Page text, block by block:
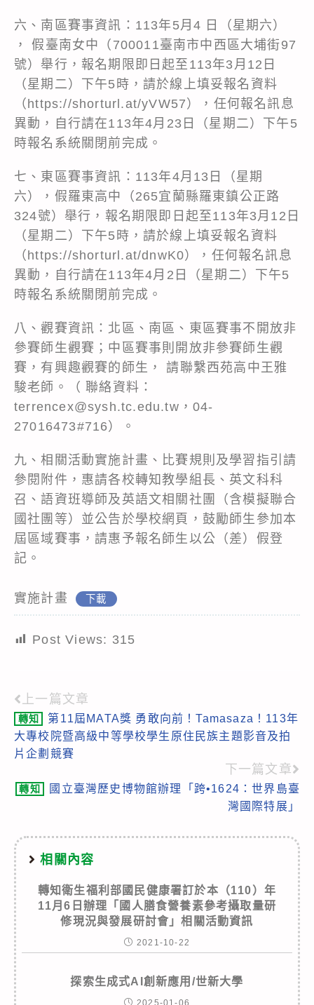
六、南區賽事資訊：113年5月4 日（星期六）
， 假臺南女中（700011臺南市中西區大埔街97
號）舉行，報名期限即日起至113年3月12日
（星期二）下午5時，請於線上填妥報名資料
（https://shorturl.at/yVW57），任何報名訊息
異動，自行請在113年4月23日（星期二）下午5
時報名系統關閉前完成。
七、東區賽事資訊：113年4月13日（星期
六），假羅東高中（265宜蘭縣羅東鎮公正路
324號）舉行，報名期限即日起至113年3月12日
（星期二）下午5時，請於線上填妥報名資料
（https://shorturl.at/dnwK0），任何報名訊息
異動，自行請在113年4月2日（星期二）下午5
時報名系統關閉前完成。
八、觀賽資訊：北區、南區、東區賽事不開放非
參賽師生觀賽；中區賽事則開放非參賽師生觀
賽，有興趣觀賽的師生， 請聯繫西苑高中王雅
駿老師。（ 聯絡資料：
terrencex@sysh.tc.edu.tw，04-
27016473#716）。
九、相關活動實施計畫、比賽規則及學習指引請
參閱附件，惠請各校轉知教學組長、英文科科
召、語資班導師及英語文相關社團（含模擬聯合
國社團等）並公告於學校網頁，鼓勵師生參加本
屆區域賽事，請惠予報名師生以公（差）假登
記。
實施計畫 下載
Post Views: 315
Read
more
articles
上一篇文章
轉知
第11屆MATA獎 勇敢向前！Tamasaza！113年
大專校院暨高級中等學校學生原住民族主題影音及拍
片企劃競賽
下一篇文章
轉知
國立臺灣歷史博物館辦理「跨•1624：世界島臺
灣國際特展」
相關內容
轉知衛生福利部國民健康署訂於本（110）年
11月6日辦理「國人膳食營養素參考攝取量研
修現況與發展研討會」相關活動資訊
2021-10-22
探索生成式AI創新應用/世新大學
2025-01-06